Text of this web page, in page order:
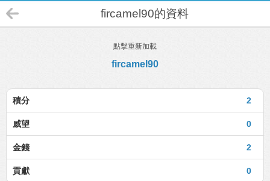
fircamel90的資料
點擊重新加載
fircamel90
2
積分
0
威望
2
金錢
0
貢獻